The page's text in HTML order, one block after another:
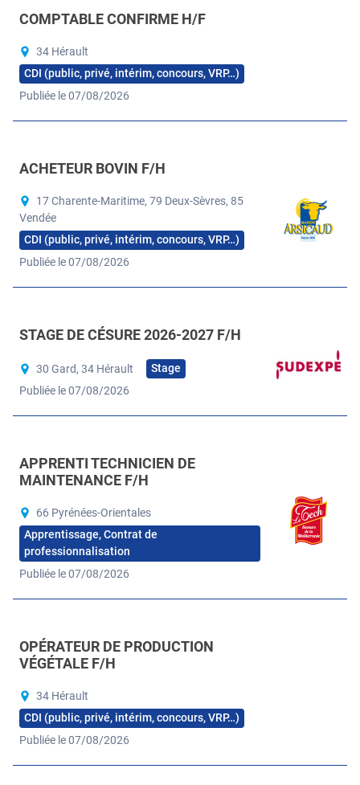
COMPTABLE CONFIRME H/F
34 Hérault
CDI (public, privé, intérim, concours, VRP…)
Publiée le 07/08/2026
ACHETEUR BOVIN F/H
17 Charente-Maritime, 79 Deux-Sèvres, 85
Vendée
CDI (public, privé, intérim, concours, VRP…)
Publiée le 07/08/2026
STAGE DE CÉSURE 2026-2027 F/H
30 Gard, 34 Hérault
Stage
Publiée le 07/08/2026
APPRENTI TECHNICIEN DE
MAINTENANCE F/H
66 Pyrénées-Orientales
Apprentissage, Contrat de
professionnalisation
Publiée le 07/08/2026
OPÉRATEUR DE PRODUCTION
VÉGÉTALE F/H
34 Hérault
CDI (public, privé, intérim, concours, VRP…)
Publiée le 07/08/2026